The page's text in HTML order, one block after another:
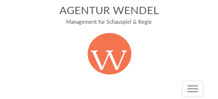
AGENTUR WENDEL
Management für Schauspiel & Regie
Toggle